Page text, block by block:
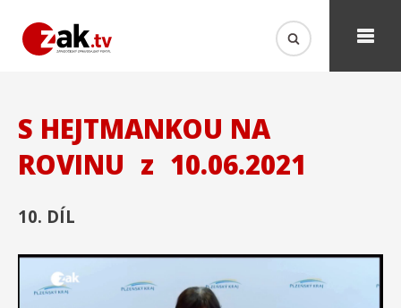
S HEJTMANKOU NA
ROVINU z 10.06.2021
10. DÍL